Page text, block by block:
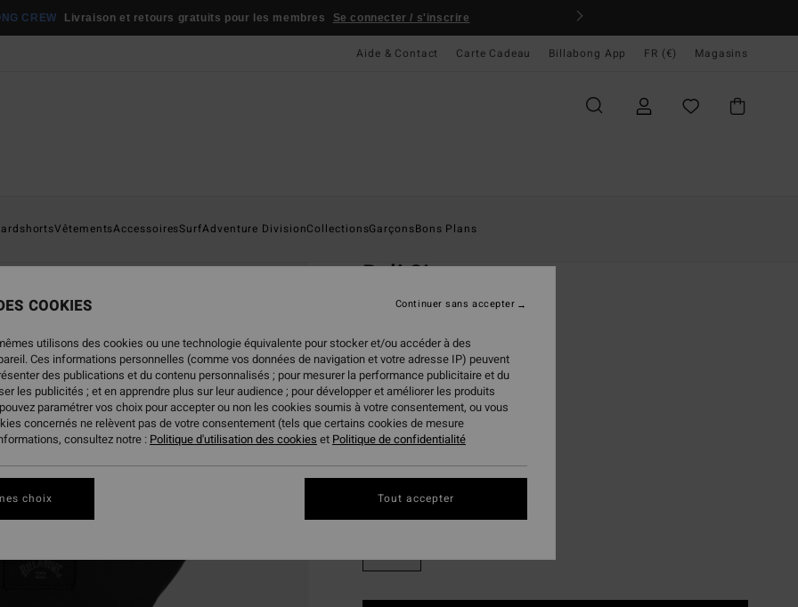
CREW Livraison et retours gratuits pour les membres Se connecter / s'inscrire
Aide & Contact Carte Cadeau Billabong App FR (€) Magasins
VêtementsAccessoiresSurfAdventure DivisionCollectionsGarçonsBons Plans
Bali 3L
Banane Noir Unisexe
ECO-BONUS
29,95 €
20%
23,96 €
BONS PLANS
CouleurBlack
COOKIES
utilisons des cookies ou une technologie équivalente pour stocker et/ou accéder à des
Ces informations personnelles (comme vos données de navigation et votre adresse IP) peuvent
des publications et du contenu personnalisés ; pour mesurer la performance publicitaire et du
les publicités ; et en apprendre plus sur leur audience ; pour développer et améliorer les produits
paramétrer vos choix pour accepter ou non les cookies soumis à votre consentement, ou vous
concernés ne relèvent pas de votre consentement (tels que certains cookies de mesure
consultez notre : Politique d'utilisation des cookies et Politique de confidentialité
choix
Continuer sans accepter
Tout accepter